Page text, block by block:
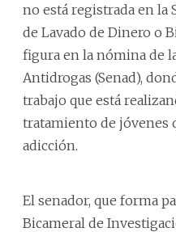
no está registrada en la
de Lavado de Dinero o
figura en la nómina de
Antidrogas (Senad),
trabajo que está
tratamiento de jóvenes
adicción.
El senador, que forma
Bicameral de